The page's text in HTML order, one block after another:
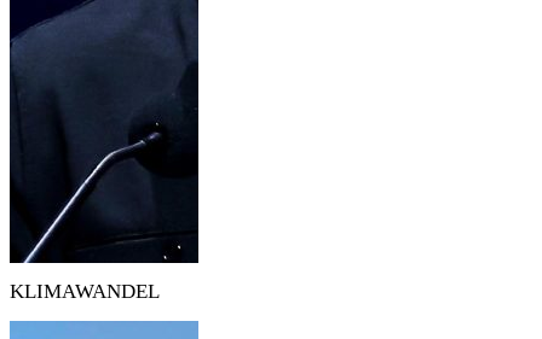
KLIMAWANDEL